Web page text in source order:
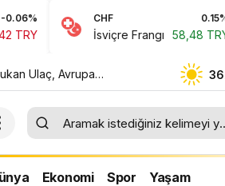
CHF 0.15%
İsviçre Frangı 58,48 TRY
Ulaç, Avrupa
Türkiye Milli
ile mücadele etti
Ekonomi Spor Yaşam